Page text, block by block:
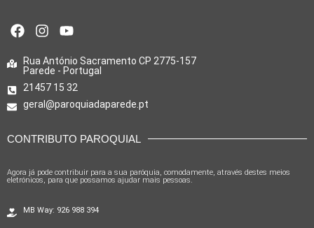
Rua António Sacramento CP 2775-157
Parede - Portugal
21457 15 32
geral@paroquiadaparede.pt
CONTRIBUTO PAROQUIAL
Agora já pode contribuir para a sua paróquia, comodamente, através destes meios
eletrónicos, para que possamos ajudar mais pessoas.
MB Way: 926 988 394